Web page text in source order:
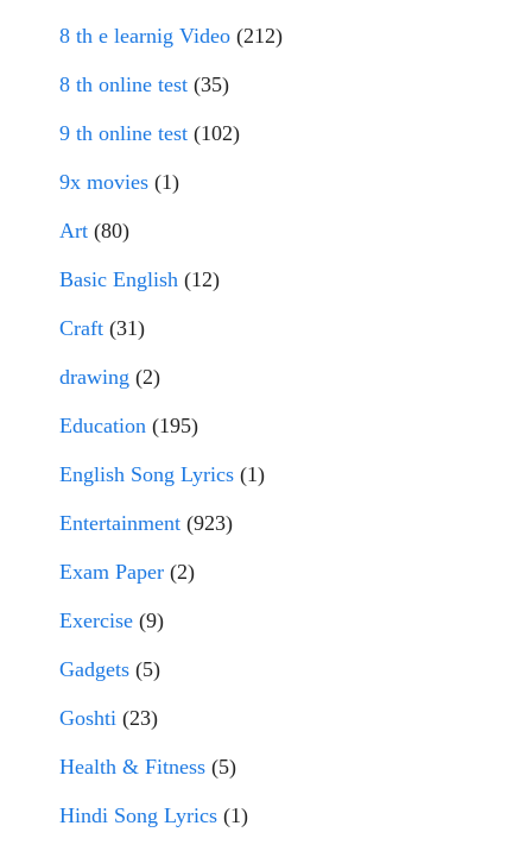
8 th e learnig Video (212)
8 th online test (35)
9 th online test (102)
9x movies (1)
Art (80)
Basic English (12)
Craft (31)
drawing (2)
Education (195)
English Song Lyrics (1)
Entertainment (923)
Exam Paper (2)
Exercise (9)
Gadgets (5)
Goshti (23)
Health & Fitness (5)
Hindi Song Lyrics (1)